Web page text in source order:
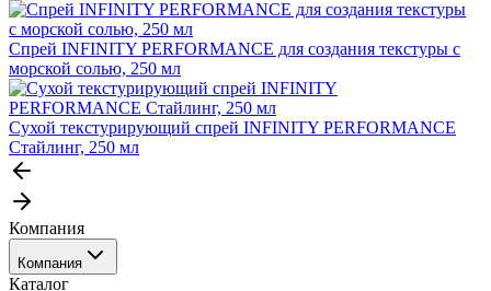
Спрей INFINITY PERFORMANCE для создания текстуры с
морской солью, 250 мл
Сухой текстурирующий спрей INFINITY PERFORMANCE
Стайлинг, 250 мл
Компания
Компания
Каталог